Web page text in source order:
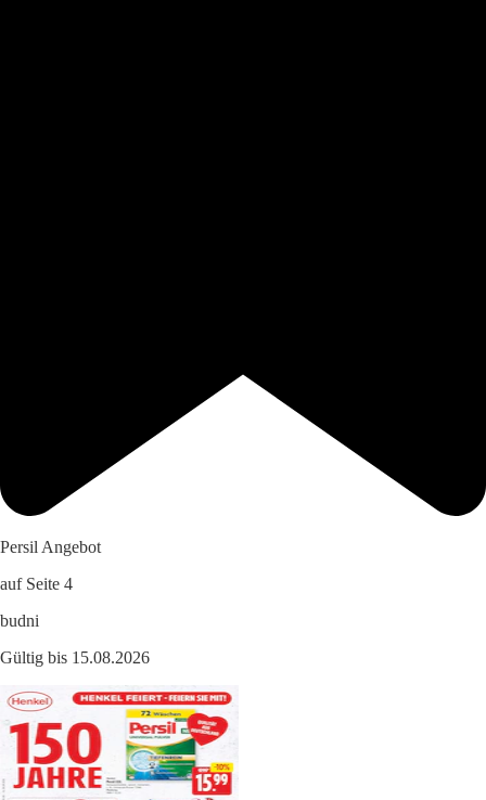
Persil Angebot
auf Seite 4
budni
Gültig bis 15.08.2026